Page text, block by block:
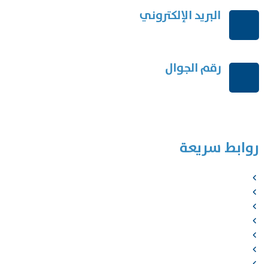
البريد الإلكتروني
رقم الجوال
روابط سريعة